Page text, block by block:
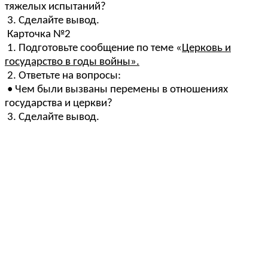
тяжелых испытаний?
3. Сделайте вывод.
Карточка №2
1. Подготовьте сообщение по теме « Церковь и
государство в годы войны».
2. Ответьте на вопросы:
• Чем были вызваны перемены в отношениях
государства и церкви?
3. Сделайте вывод.